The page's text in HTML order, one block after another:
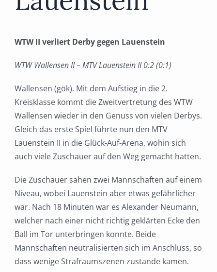
WTW II verliert Derby gegen Lauenstein
WTW Wallensen II – MTV Lauenstein II 0:2 (0:1)
Wallensen (gök). Mit dem Aufstieg in die 2.
Kreisklasse kommt die Zweitvertretung des WTW
Wallensen wieder in den Genuss von vielen Derbys.
Gleich das erste Spiel führte nun den MTV
Lauenstein II in die Glück-Auf-Arena, wohin sich
auch viele Zuschauer auf den Weg gemacht hatten.
Die Zuschauer sahen zwei Mannschaften auf einem
Niveau, wobei Lauenstein aber etwas gefährlicher
war. Nach 18 Minuten war es Alexander Neumann,
welcher nach einer nicht richtig geklärten Ecke den
Ball im Tor unterbringen konnte. Beide
Mannschaften neutralisierten sich im Anschluss, so
dass wenige Strafraumszenen zustande kamen.